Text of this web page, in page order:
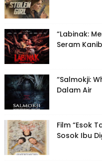
“Labinak:
Seram
“Salmokji:
Dalam Air
Film “Esok
Sosok Ibu